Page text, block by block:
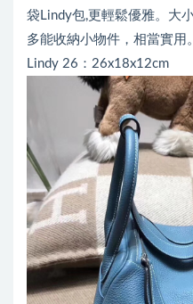
袋Lindy包,更輕鬆優雅。大
多能收納小物件，相當實用。
Lindy 26：26x18x12cm